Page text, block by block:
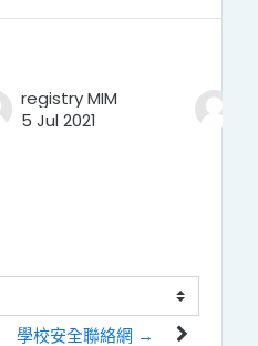
registry MIM
5 Jul 2021
學校安全聯絡網 →